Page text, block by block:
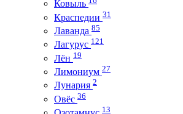
Ковыль
Краспедии 31
Лаванда 85
Лагурус 121
Лён 19
Лимониум 27
Лунария 2
Овёс 36
13